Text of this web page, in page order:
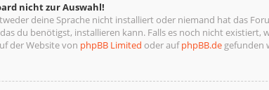
nicht zur Auswahl!
deine Sprache nicht installiert oder niemand hat das
du benötigst, installieren kann. Falls es noch nicht
der Website von phpBB Limited oder aufphpBB.de gefunden